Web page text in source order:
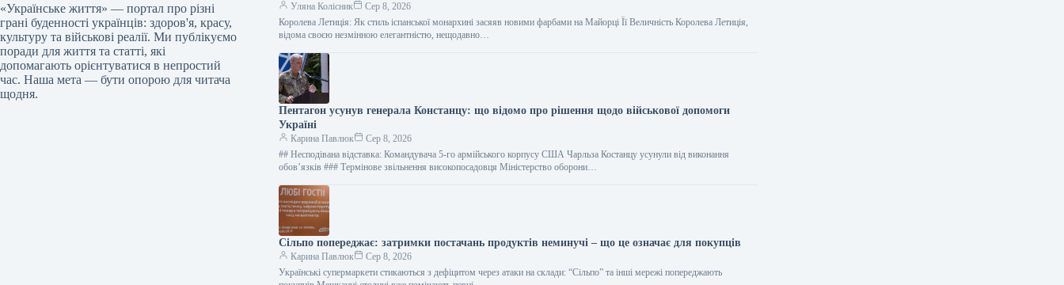
«Українське життя» — портал про різні
грані буденності українців: здоров'я, красу,
культуру та військові реалії. Ми публікуємо
поради для життя та статті, які
допомагають орієнтуватися в непростий
час. Наша мета — бути опорою для читача
щодня.
Уляна Колісник
Сер 8, 2026
Королева Летиція: Як стиль іспанської монархині засяяв новими фарбами на Майорці Її Величність Королева Летиція,
відома своєю незмінною елегантністю, нещодавно…
Пентагон усунув генерала Констанцу: що відомо про рішення щодо військової допомоги
Україні
Карина Павлюк
Сер 8, 2026
## Несподівана відставка: Командувача 5-го армійського корпусу США Чарльза Костанцу усунули від виконання
обов’язків ### Термінове звільнення високопосадовця Міністерство оборони…
Сільпо попереджає: затримки постачань продуктів неминучі – що це означає для покупців
Карина Павлюк
Сер 8, 2026
Українські супермаркети стикаються з дефіцитом через атаки на склади: “Сільпо” та інші мережі попереджають